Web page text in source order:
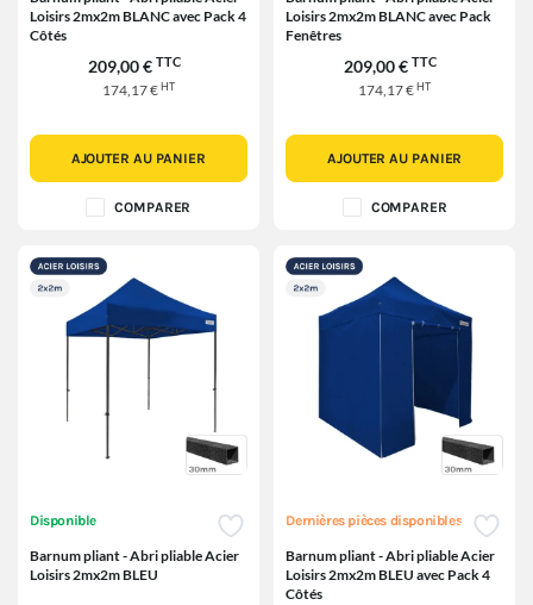
Loisirs 2mx2m BLANC avec Pack 4
Côtés
209,00 € TTC
174,17 €HT
AJOUTER AU PANIER
COMPARER
Loisirs 2mx2m BLANC avec Pack
Fenêtres
209,00 € TTC
174,17 €HT
AJOUTER AU PANIER
COMPARER
Disponible
Barnum pliant - Abri pliable Acier
Loisirs 2mx2m BLEU
Dernières pièces disponibles
Barnum pliant - Abri pliable Acier
Loisirs 2mx2m BLEU avec Pack 4
Côtés